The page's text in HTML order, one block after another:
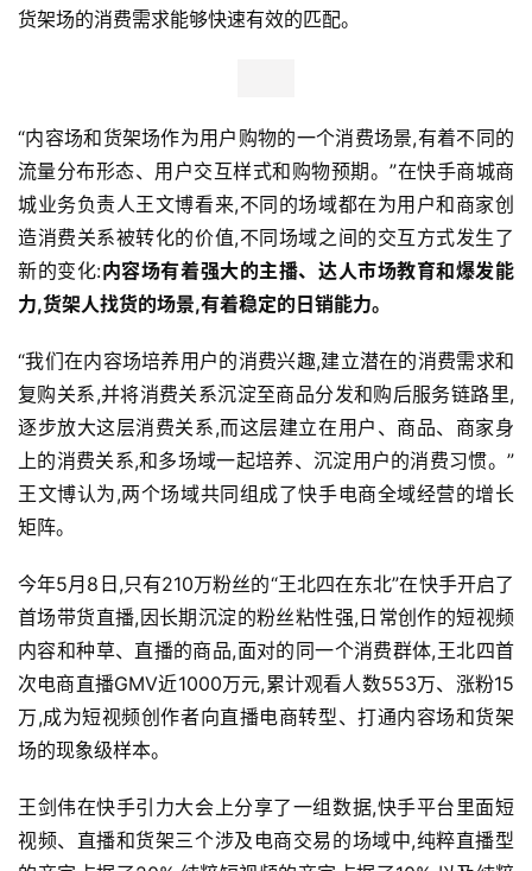
首
页
新
商
观
察
新
科
技
投
融
资
人
工
智
汽
货架场的消费需求能够快速有效的匹配。
“内容场和货架场作为用户购物的一个消费场景,有着不同的
流量分布形态、用户交互样式和购物预期。”在快手商城商
城业务负责人王文博看来,不同的场域都在为用户和商家创
造消费关系被转化的价值,不同场域之间的交互方式发生了
新的变化:内容场有着强大的主播、达人市场教育和爆发能
力,货架人找货的场景,有着稳定的日销能力。
“我们在内容场培养用户的消费兴趣,建立潜在的消费需求和
复购关系,并将消费关系沉淀至商品分发和购后服务链路里,
逐步放大这层消费关系,而这层建立在用户、商品、商家身
上的消费关系,和多场域一起培养、沉淀用户的消费习惯。”
王文博认为,两个场域共同组成了快手电商全域经营的增长
矩阵。
今年5月8日,只有210万粉丝的“王北四在东北”在快手开启了
首场带货直播,因长期沉淀的粉丝粘性强,日常创作的短视频
内容和种草、直播的商品,面对的同一个消费群体,王北四首
次电商直播GMV近1000万元,累计观看人数553万、涨粉15
万,成为短视频创作者向直播电商转型、打通内容场和货架
场的现象级样本。
王剑伟在快手引力大会上分享了一组数据,快手平台里面短
视频、直播和货架三个涉及电商交易的场域中,纯粹直播型